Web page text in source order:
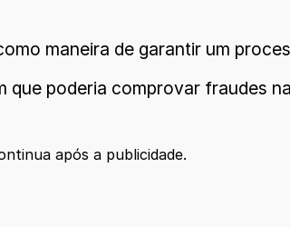
maneira de garantir um
poderia comprovar fraudes
após a publicidade.